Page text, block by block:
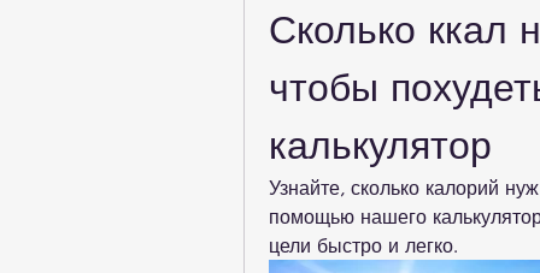
Сколько ккал
чтобы
калькулятор
Узнайте, сколько калорий
помощью нашего
цели быстро и легко.